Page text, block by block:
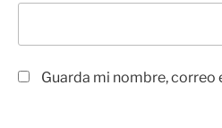
Guarda mi nombre, correo